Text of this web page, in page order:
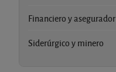
Financiero y asegurador
Siderúrgico y minero